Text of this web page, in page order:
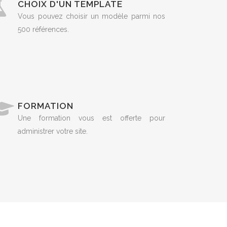
CHOIX D'UN TEMPLATE
Vous pouvez choisir un modèle parmi nos
500 références.
FORMATION
Une formation vous est offerte pour
administrer votre site.